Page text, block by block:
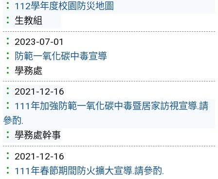
112學年度校園防災地圖
生教組
2023-07-01
防範一氧化碳中毒宣導
學務處
2021-12-16
111年加強防範一氧化碳中毒暨居家訪視宣導.請
參酌.
學務處幹事
2021-12-16
111年春節期間防火擴大宣導.請參酌.